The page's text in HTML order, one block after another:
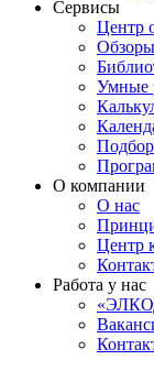
Сервисы
Центр
Умные
О компании
О нас
Центр
Работа у нас